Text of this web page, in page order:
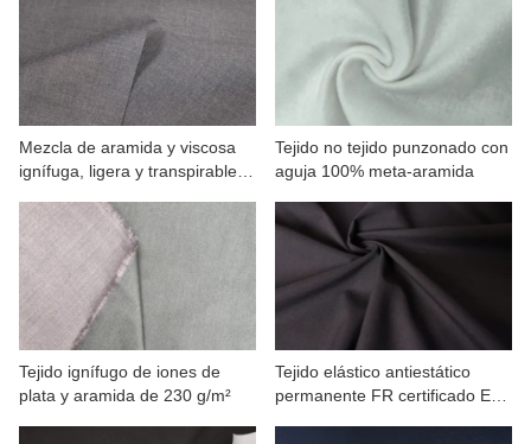
Mezcla de aramida y viscosa
ignífuga, ligera y transpirable,
Tejido no tejido punzonado con
aguja 100% meta-aramida
Tejido ignífugo de iones de
plata y aramida de 230 g/m²
Tejido elástico antiestático
permanente FR certificado EN